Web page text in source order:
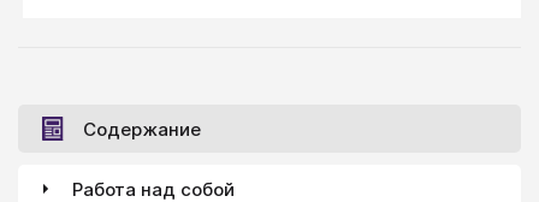
Содержание
Работа над собой